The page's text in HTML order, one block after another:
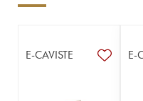
E-CAVISTE E-